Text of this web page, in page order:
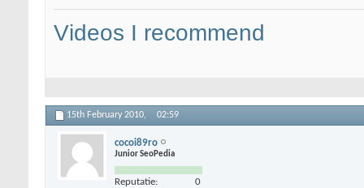
Videos I recommend
15th February 2010, 02:59
cocoi89ro
Junior SeoPedia
Reputatie: 0